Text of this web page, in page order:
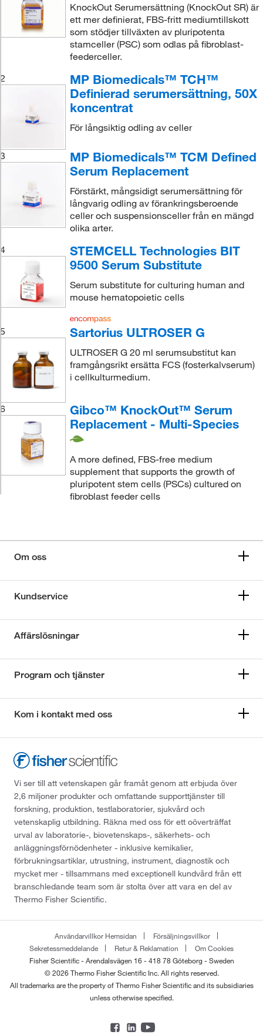
KnockOut Serumersättning (KnockOut SR) är
ett mer definierat, FBS-fritt mediumtillskott
som stödjer tillväxten av pluripotenta
stamceller (PSC) som odlas på fibroblast-
feederceller.
2
MP Biomedicals™ TCH™
Definierad serumersättning, 50X
koncentrat
För långsiktig odling av celler
3
MP Biomedicals™ TCM Defined
Serum Replacement
Förstärkt, mångsidigt serumersättning för
långvarig odling av förankringsberoende
celler och suspensionsceller från en mängd
olika arter.
4
STEMCELL Technologies BIT
9500 Serum Substitute
Serum substitute for culturing human and
mouse hematopoietic cells
5 Sartorius ULTROSER G
ULTROSER G 20 ml serumsubstitut kan
framgångsrikt ersätta FCS (fosterkalvserum)
i cellkulturmedium.
6
Gibco™ KnockOut™ Serum
Replacement - Multi-Species
A more defined, FBS-free medium
supplement that supports the growth of
pluripotent stem cells (PSCs) cultured on
fibroblast feeder cells
Om oss
Kundservice
Affärslösningar
Program och tjänster
Kom i kontakt med oss
Vi ser till att vetenskapen går framåt genom att erbjuda över
2,6 miljoner produkter och omfattande supporttjänster till
forskning, produktion, testlaboratorier, sjukvård och
vetenskaplig utbildning. Räkna med oss för ett oöverträffat
urval av laboratorie-, biovetenskaps-, säkerhets- och
anläggningsförnödenheter - inklusive kemikalier,
förbrukningsartiklar, utrustning, instrument, diagnostik och
mycket mer - tillsammans med exceptionell kundvård från ett
branschledande team som är stolta över att vara en del av
Thermo Fisher Scientific.
Användarvillkor Hemsidan
Försäljningsvillkor
Sekretessmeddelande
Retur & Reklamation
Om Cookies
Fisher Scientific - Arendalsvägen 16 - 418 78 Göteborg - Sweden
© 2026 Thermo Fisher Scientific Inc. All rights reserved.
All trademarks are the property of Thermo Fisher Scientific and its subsidiaries
unless otherwise specified.